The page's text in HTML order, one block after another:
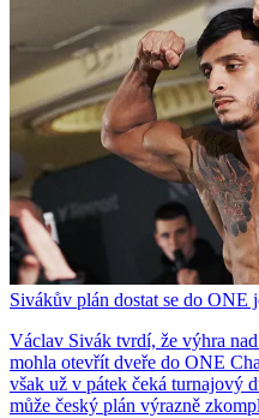
Sivákův plán dostat se do ONE
Václav Sivák tvrdí, že výhra
mohla otevřít dveře do ONE
však už v pátek čeká turnajový
může český plán výrazně